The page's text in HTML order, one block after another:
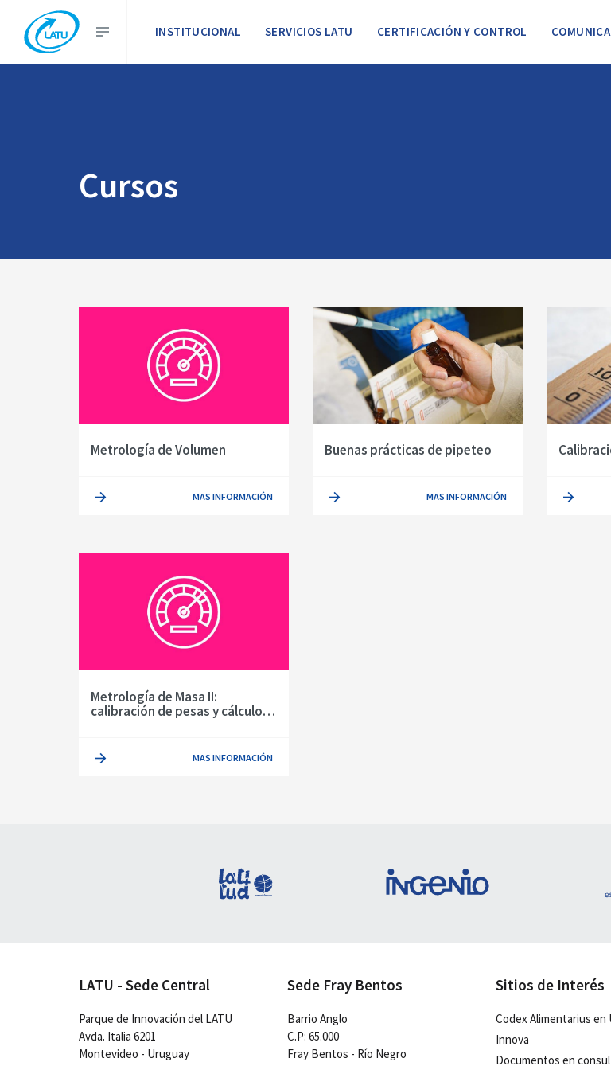
INSTITUCIONAL SERVICIOS LATU CERTIFICACIÓN Y CONTROL
Cursos
Metrología de Volumen
MAS INFORMACIÓN
Buenas prácticas de pipeteo
MAS INFORMACIÓN
Metrología de Masa II:
calibración de pesas y cálculo
MAS INFORMACIÓN
LATU - Sede Central
Parque de Innovación del LATU
Avda. Italia 6201
Montevideo - Uruguay
Sede Fray Bentos
Barrio Anglo
C.P: 65.000
Fray Bentos - Río Negro
Sitios de Interés
Codex Alimentarius en
Innova
Documentos en